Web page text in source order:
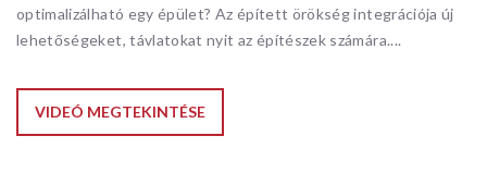
optimalizálható egy épület? Az épített örökség integrációja új
lehetőségeket, távlatokat nyit az építészek számára....
VIDEÓ MEGTEKINTÉSE